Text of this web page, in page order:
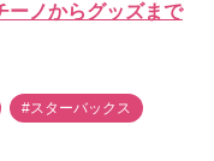
ーノからグッズまで
#スターバックス